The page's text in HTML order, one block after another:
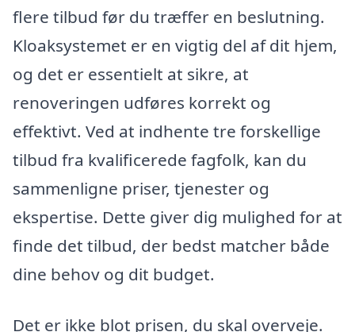
flere tilbud før du træffer en beslutning.
Kloaksystemet er en vigtig del af dit hjem,
og det er essentielt at sikre, at
renoveringen udføres korrekt og
effektivt. Ved at indhente tre forskellige
tilbud fra kvalificerede fagfolk, kan du
sammenligne priser, tjenester og
ekspertise. Dette giver dig mulighed for at
finde det tilbud, der bedst matcher både
dine behov og dit budget.
Det er ikke blot prisen, du skal overveje.